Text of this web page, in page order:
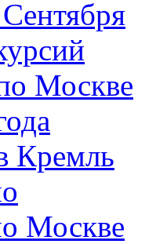
Москве
Кремль
Москве